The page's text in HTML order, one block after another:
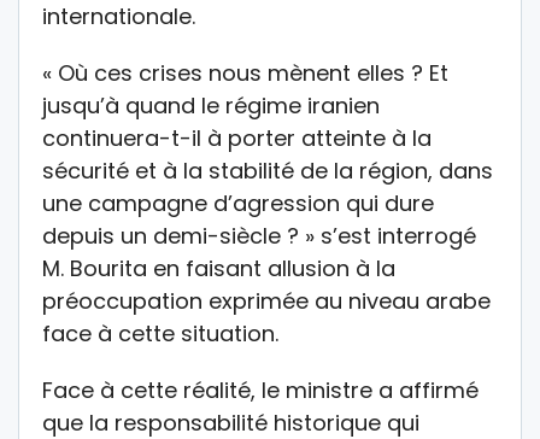
internationale.
« Où ces crises nous mènent elles ? Et
jusqu’à quand le régime iranien
continuera-t-il à porter atteinte à la
sécurité et à la stabilité de la région, dans
une campagne d’agression qui dure
depuis un demi-siècle ? » s’est interrogé
M. Bourita en faisant allusion à la
préoccupation exprimée au niveau arabe
face à cette situation.
Face à cette réalité, le ministre a affirmé
que la responsabilité historique qui